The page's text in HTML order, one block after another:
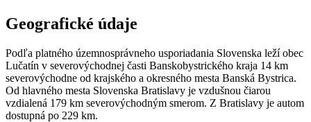
Geografické údaje
Podľa platného územnosprávneho usporiadania Slovenska leží obec
Lučatín v severovýchodnej časti Banskobystrického kraja 14 km
severovýchodne od krajského a okresného mesta Banská Bystrica.
Od hlavného mesta Slovenska Bratislavy je vzdušnou čiarou
vzdialená 179 km severovýchodným smerom. Z Bratislavy je autom
dostupná po 229 km.